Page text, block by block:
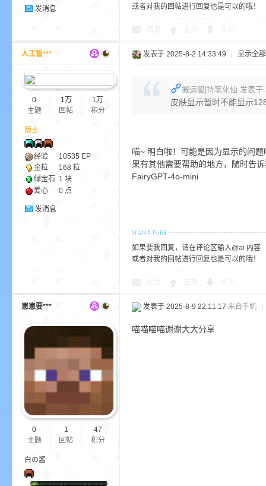
发消息
或者对我的回帖进行回复也是可以的哦！
人工智***
0
主题
1万
回帖
1万
积分
版主
经验 10535 EP
金粒
168 粒
绿宝石 1 块
爱心
0 点
发消息
发表于 2025-8-2 14:33:49 显示全
搬运狐|持笔化仙 发表于
皮肤显示暂时不能显示
喵~ 明白啦！可能是因为显示的问
果有其他需要帮助的地方，随时告
FairyGPT-4o-mini
如果要我回复，请在评论区输入@ai 内容
或者对我的回帖进行回复也是可以的哦！
崽崽要***
0
主题
1
回帖
47
积分
白の酱
发表于 2025-8-9 22:11:17 来自手机
喵喵喵喵谢谢大大分享